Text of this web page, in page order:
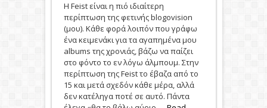
Η Feist είναι η πιό ιδιαίτερη
περίπτωση της φετινής blogovision
(μου). Κάθε φορά λοιπόν που γράφω
ένα κειμενάκι για τα αγαπημένα μου
albums της χρονιάς, βάζω να παίζει
στο φόντο το εν λόγω άλμπουμ. Στην
περίπτωση της Feist το έβαζα από το
15 και μετά σχεδόν κάθε μέρα, αλλά
δεν κατέληγα ποτέ σε αυτό. Πάντα